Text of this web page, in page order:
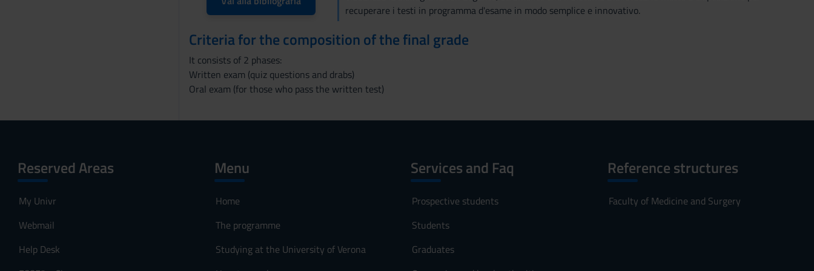
recuperare i testi in programma d'esame in modo semplice e innovativo.
Criteria for the composition of the final grade
It consists of 2 phases:
Written exam (quiz questions and drabs)
Oral exam (for those who pass the written test)
Reserved Areas
My Univr
Webmail
Help Desk
Menu
Home
The programme
Studying at the University of Verona
Services and Faq
Prospective students
Students
Graduates
Reference structures
Faculty of Medicine and Surgery